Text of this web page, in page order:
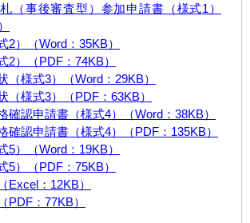
（事後審査型）参加申請書（様式1）
2）
（Word：35KB）
2）
（PDF：74KB）
（様式3）
（Word：29KB）
（様式3）
（PDF：63KB）
確認申請書（様式4）
（Word：38KB）
確認申請書（様式4）
（PDF：135KB）
5）
（Word：19KB）
5）
（PDF：75KB）
（Excel：12KB）
（PDF：77KB）